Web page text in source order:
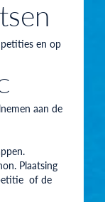
en op
aan de
Plaatsing
of de